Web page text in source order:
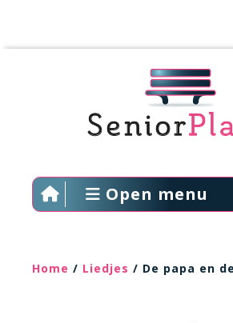
Open menu
Home / Liedjes / De papa en